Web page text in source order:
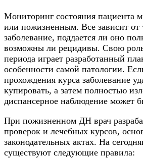
Мониторинг состояния пациента
или пожизненным. Все зависит от
заболевание, поддается ли оно
возможны ли рецидивы. Свою
периода играет разработанный
особенности самой патологии.
прохождения курса заболевание
купировать, а затем полностью
диспансерное наблюдение может
При пожизненном ДН врач
проверок и лечебных курсов,
законодательных актах. На
существуют следующие правила: